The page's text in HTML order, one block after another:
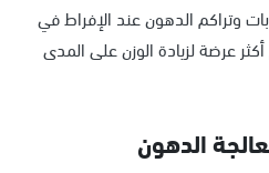
وتراكم الدهون عند الإفراط في
عرضة لزيادة الوزن على المدى
الدهون